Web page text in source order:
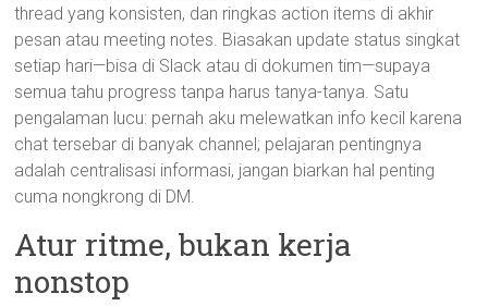
thread yang konsisten, dan ringkas action items di akhir
pesan atau meeting notes. Biasakan update status singkat
setiap hari—bisa di Slack atau di dokumen tim—supaya
semua tahu progress tanpa harus tanya-tanya. Satu
pengalaman lucu: pernah aku melewatkan info kecil karena
chat tersebar di banyak channel; pelajaran pentingnya
adalah centralisasi informasi, jangan biarkan hal penting
cuma nongkrong di DM.
Atur ritme, bukan kerja
nonstop